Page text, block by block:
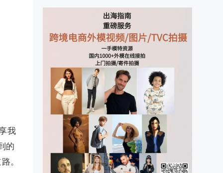
我
的
。